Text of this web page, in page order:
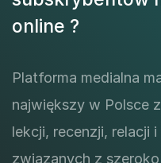
online ?
Platforma medialna
największy w Polsce
lekcji, recenzji, relacji
związanych z